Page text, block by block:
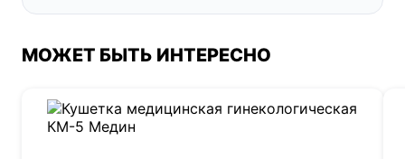
МОЖЕТ БЫТЬ ИНТЕРЕСНО